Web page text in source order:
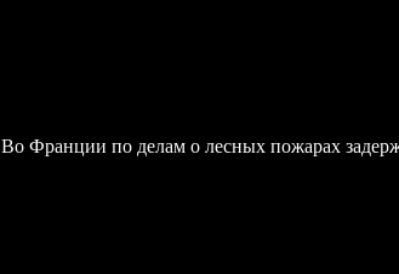
Во Франции по делам о лесных пожарах